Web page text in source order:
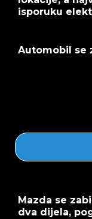
isporuku
Automobil se
Mazda se
dva dijela,